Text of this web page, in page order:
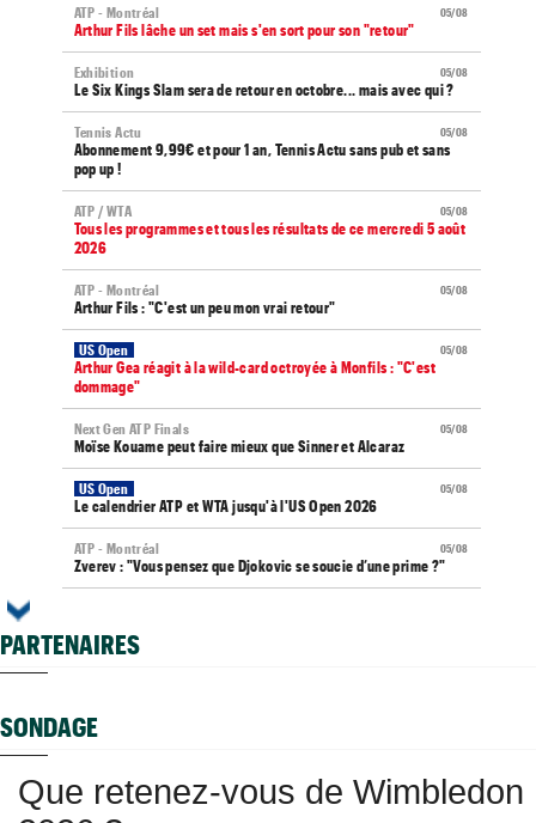
05/08
ATP - Montréal
Arthur Fils lâche un set mais s'en sort pour son "retour"
05/08
Exhibition
Le Six Kings Slam sera de retour en octobre... mais avec qui ?
05/08
Tennis Actu
Abonnement 9,99€ et pour 1 an, Tennis Actu sans pub et sans
pop up !
05/08
ATP / WTA
Tous les programmes et tous les résultats de ce mercredi 5 août
2026
05/08
ATP - Montréal
Arthur Fils : "C'est un peu mon vrai retour"
05/08
US Open
Arthur Gea réagit à la wild-card octroyée à Monfils : "C'est
dommage"
05/08
Next Gen ATP Finals
Moïse Kouame peut faire mieux que Sinner et Alcaraz
05/08
US Open
Le calendrier ATP et WTA jusqu'à l'US Open 2026
05/08
ATP - Montréal
Zverev : "Vous pensez que Djokovic se soucie d’une prime ?"
Vancouver (CH)
05/08
Jeunes
Les Bleus U16 montent sur le podium au Touquet
PARTENAIRES
SONDAGE
Que retenez-vous de Wimbledon